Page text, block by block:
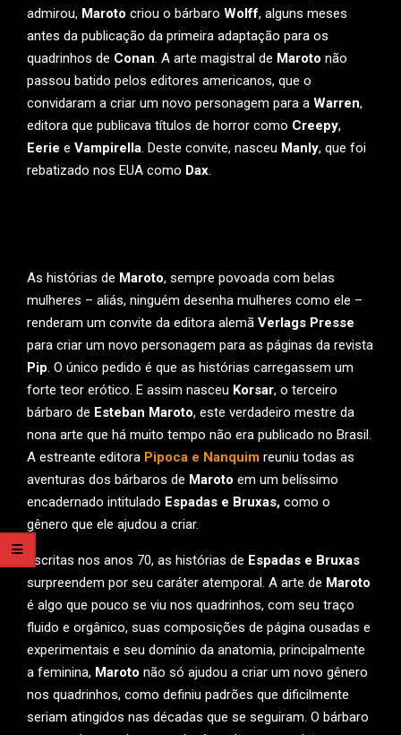
admirou, Maroto criou o bárbaro Wolff, alguns meses
antes da publicação da primeira adaptação para os
quadrinhos de Conan. A arte magistral de Maroto não
passou batido pelos editores americanos, que o
convidaram a criar um novo personagem para a Warren,
editora que publicava títulos de horror como Creepy,
Eerie e Vampirella. Deste convite, nasceu Manly, que foi
rebatizado nos EUA como Dax.
As histórias de Maroto, sempre povoada com belas
mulheres – aliás, ninguém desenha mulheres como ele –
renderam um convite da editora alemã Verlags Presse
para criar um novo personagem para as páginas da revista
Pip. O único pedido é que as histórias carregassem um
forte teor erótico. E assim nasceu Korsar, o terceiro
bárbaro de Esteban Maroto, este verdadeiro mestre da
nona arte que há muito tempo não era publicado no Brasil.
A estreante editora Pipoca e Nanquim reuniu todas as
aventuras dos bárbaros de Maroto em um belíssimo
encadernado intitulado Espadas e Bruxas, como o
gênero que ele ajudou a criar.
Escritas nos anos 70, as histórias de Espadas e Bruxas
surpreendem por seu caráter atemporal. A arte de Maroto
é algo que pouco se viu nos quadrinhos, com seu traço
fluido e orgânico, suas composições de página ousadas e
experimentais e seu domínio da anatomia, principalmente
a feminina, Maroto não só ajudou a criar um novo gênero
nos quadrinhos, como definiu padrões que dificilmente
seriam atingidos nas décadas que se seguiram. O bárbaro